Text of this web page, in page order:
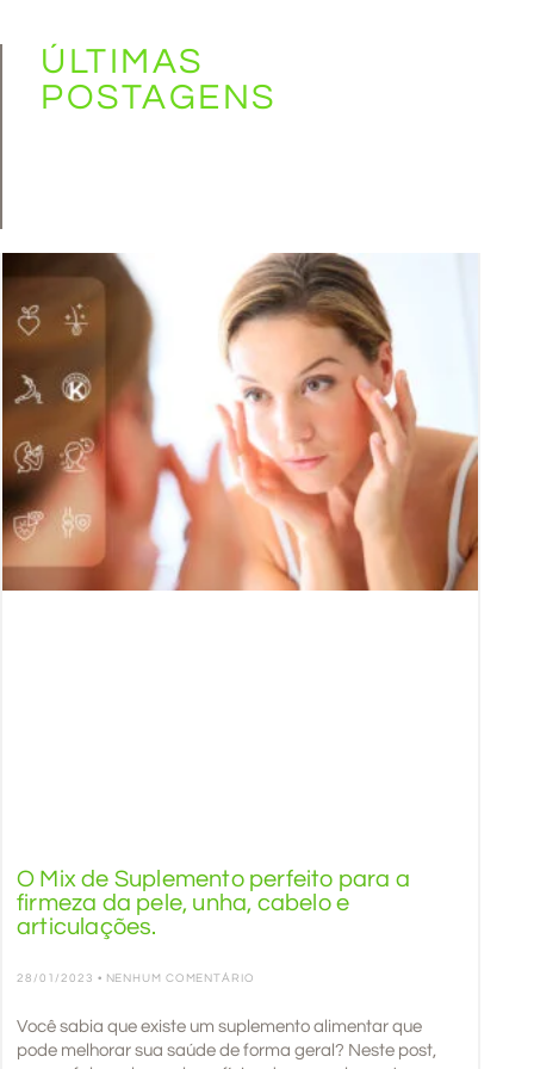
ÚLTIMAS
POSTAGENS
O Mix de Suplemento perfeito para a
firmeza da pele, unha, cabelo e
articulações.
28/01/2023 NENHUM COMENTÁRIO
Você sabia que existe um suplemento alimentar que
pode melhorar sua saúde de forma geral? Neste post,